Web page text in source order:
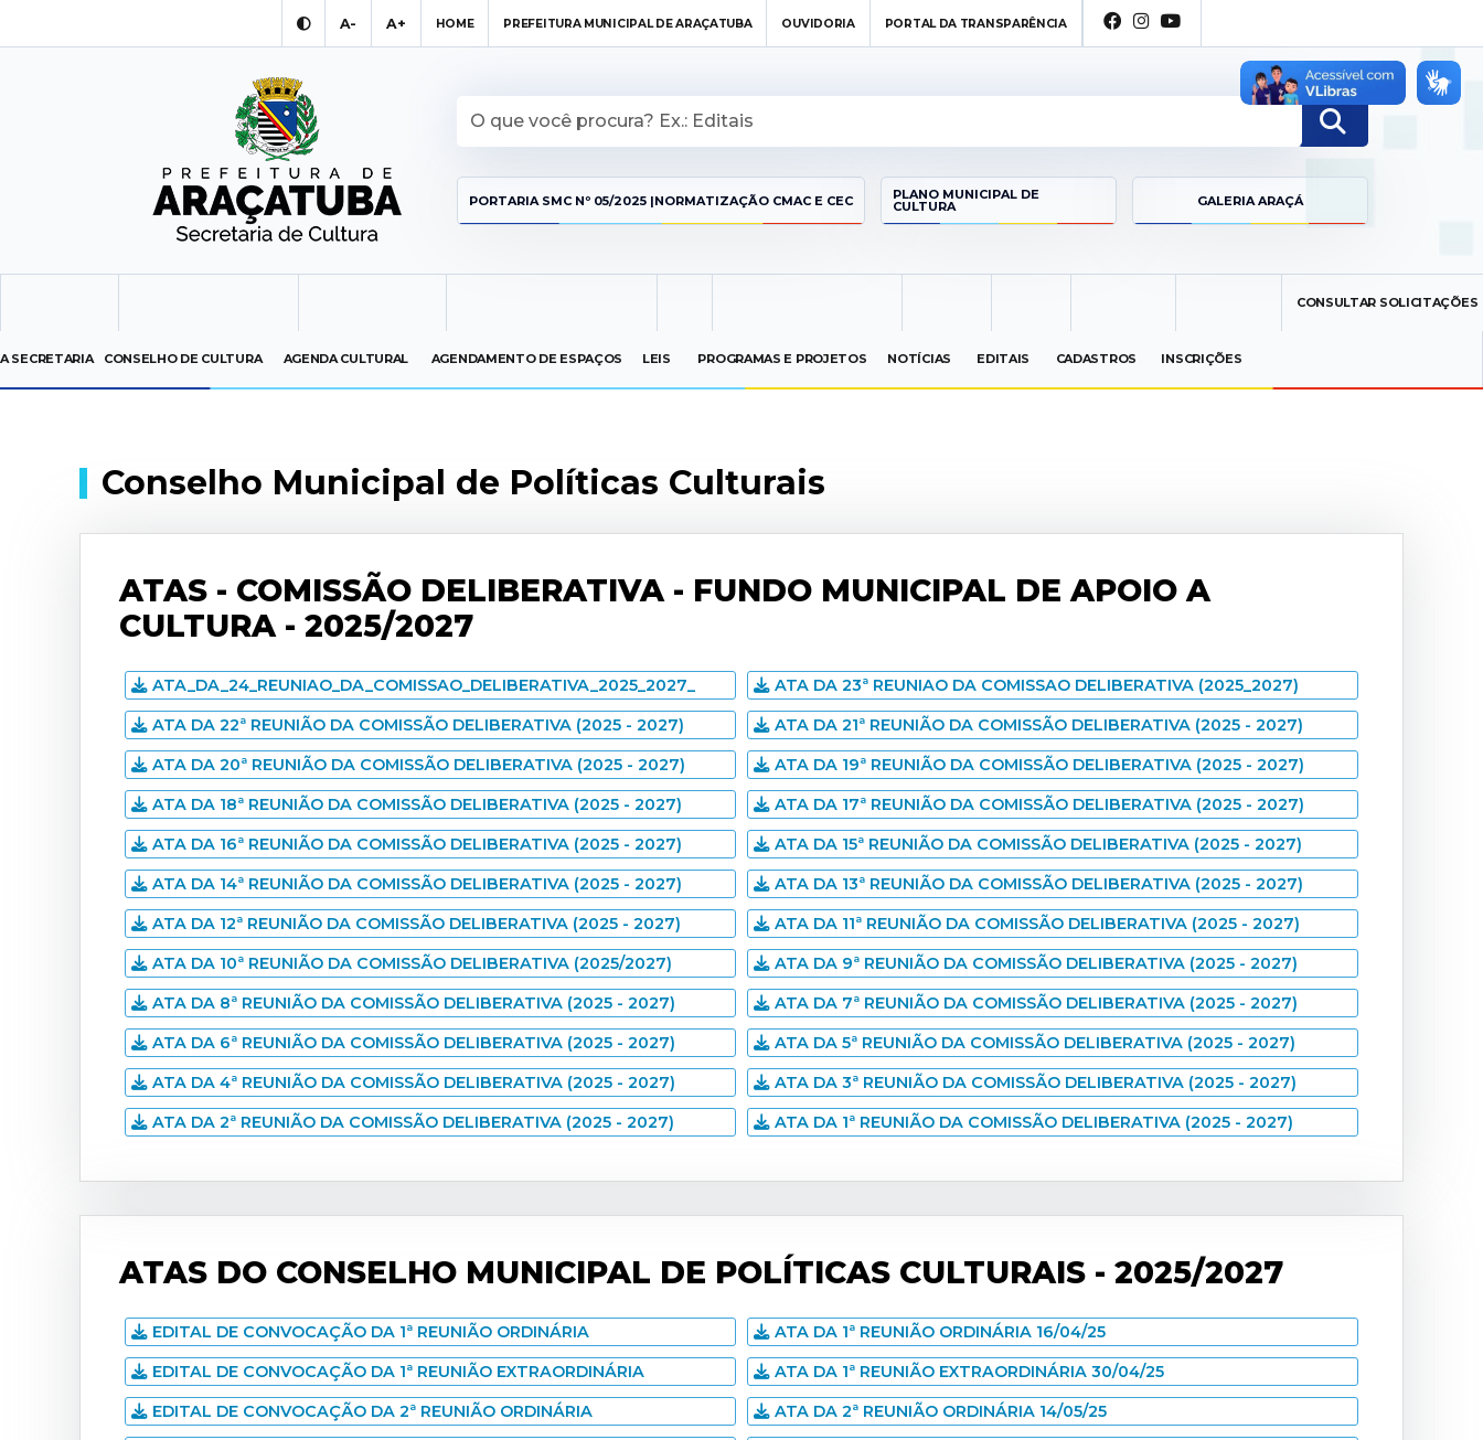
A- A+ HOME PREFEITURA MUNICIPAL DE ARAÇATUBA OUVIDORIA PORTAL DA TRANSPARÊNCIA FACEBOOKINSTAGRAM
PORTARIA SMC Nº 05/2025 |NORMATIZAÇÃO CMAC E CEC PLANO MUNICIPAL DE
CULTURA GALERIA ARAÇÁ
A SECRETARIA CONSELHO DE CULTURA AGENDA CULTURAL AGENDAMENTO DE ESPAÇOS LEIS PROGRAMAS E PROJETOS NOTÍCIAS EDITAIS CADASTROS INSCRIÇÕES
CONSULTAR SOLICITAÇÕES
Conselho Municipal de Políticas Culturais
ATAS - COMISSÃO DELIBERATIVA - FUNDO MUNICIPAL DE APOIO A
CULTURA - 2025/2027
ATA_DA_24_REUNIAO_DA_COMISSAO_DELIBERATIVA_2025_2027_
ATA DA 23ª REUNIAO DA COMISSAO DELIBERATIVA (2025_2027)
ATA DA 22ª REUNIÃO DA COMISSÃO DELIBERATIVA (2025 - 2027)
ATA DA 21ª REUNIÃO DA COMISSÃO DELIBERATIVA (2025 - 2027)
ATA DA 20ª REUNIÃO DA COMISSÃO DELIBERATIVA (2025 - 2027)
ATA DA 19ª REUNIÃO DA COMISSÃO DELIBERATIVA (2025 - 2027)
ATA DA 18ª REUNIÃO DA COMISSÃO DELIBERATIVA (2025 - 2027)
ATA DA 17ª REUNIÃO DA COMISSÃO DELIBERATIVA (2025 - 2027)
ATA DA 16ª REUNIÃO DA COMISSÃO DELIBERATIVA (2025 - 2027)
ATA DA 15ª REUNIÃO DA COMISSÃO DELIBERATIVA (2025 - 2027)
ATA DA 14ª REUNIÃO DA COMISSÃO DELIBERATIVA (2025 - 2027)
ATA DA 13ª REUNIÃO DA COMISSÃO DELIBERATIVA (2025 - 2027)
ATA DA 12ª REUNIÃO DA COMISSÃO DELIBERATIVA (2025 - 2027)
ATA DA 11ª REUNIÃO DA COMISSÃO DELIBERATIVA (2025 - 2027)
ATA DA 10ª REUNIÃO DA COMISSÃO DELIBERATIVA (2025/2027)
ATA DA 9ª REUNIÃO DA COMISSÃO DELIBERATIVA (2025 - 2027)
ATA DA 8ª REUNIÃO DA COMISSÃO DELIBERATIVA (2025 - 2027)
ATA DA 7ª REUNIÃO DA COMISSÃO DELIBERATIVA (2025 - 2027)
ATA DA 6ª REUNIÃO DA COMISSÃO DELIBERATIVA (2025 - 2027)
ATA DA 5ª REUNIÃO DA COMISSÃO DELIBERATIVA (2025 - 2027)
ATA DA 4ª REUNIÃO DA COMISSÃO DELIBERATIVA (2025 - 2027)
ATA DA 3ª REUNIÃO DA COMISSÃO DELIBERATIVA (2025 - 2027)
ATA DA 2ª REUNIÃO DA COMISSÃO DELIBERATIVA (2025 - 2027)
ATA DA 1ª REUNIÃO DA COMISSÃO DELIBERATIVA (2025 - 2027)
ATAS DO CONSELHO MUNICIPAL DE POLÍTICAS CULTURAIS - 2025/2027
EDITAL DE CONVOCAÇÃO DA 1ª REUNIÃO ORDINÁRIA
ATA DA 1ª REUNIÃO ORDINÁRIA 16/04/25
EDITAL DE CONVOCAÇÃO DA 1ª REUNIÃO EXTRAORDINÁRIA
ATA DA 1ª REUNIÃO EXTRAORDINÁRIA 30/04/25
EDITAL DE CONVOCAÇÃO DA 2ª REUNIÃO ORDINÁRIA
ATA DA 2ª REUNIÃO ORDINÁRIA 14/05/25